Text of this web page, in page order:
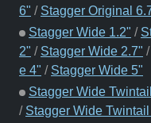
6" / Stagger Original
Stagger Wide 1.2" /
2" / Stagger Wide 2.7" /
e 4" / Stagger Wide 5"
Stagger Wide
/ Stagger Wide